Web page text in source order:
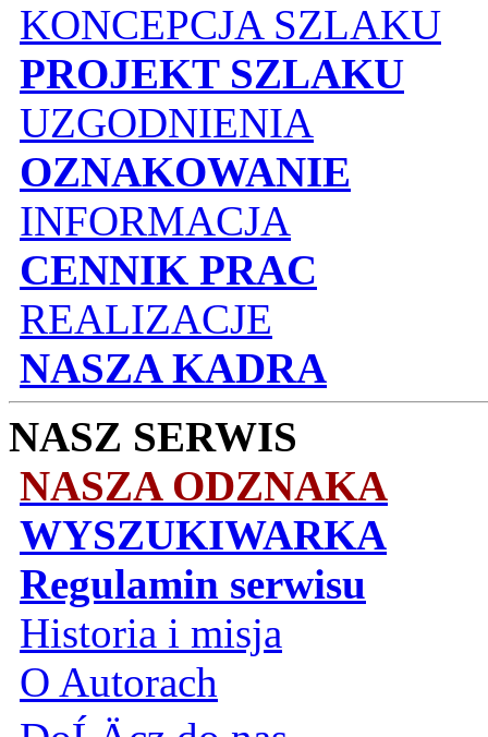
KONCEPCJA SZLAKU
PROJEKT SZLAKU
UZGODNIENIA
OZNAKOWANIE
INFORMACJA
CENNIK PRAC
REALIZACJE
NASZA KADRA
NASZ SERWIS
NASZA ODZNAKA
WYSZUKIWARKA
Regulamin serwisu
Historia i misja
O Autorach